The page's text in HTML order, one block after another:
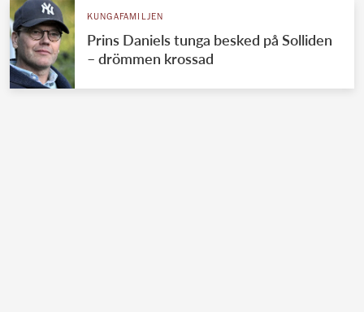
KUNGAFAMILJEN
Prins Daniels tunga besked på Solliden
– drömmen krossad